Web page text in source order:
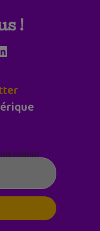
!
matin)